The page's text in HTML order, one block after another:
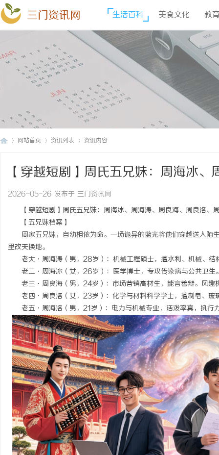
三门资讯网 生活百科 美食文化 教
网站首页 资讯列表 资讯内容
【穿越短剧】周氏五兄妹：周海冰
——第40集：灯火长明
2026-05-26 发布于 三门资讯网
【穿越短剧】周氏五兄妹：周海冰、周海涛、周良海、周良洛
【五兄妹档案】
周家五兄妹，自幼相依为命。一场诡异的蓝光将他们穿越送入
里改天换地。
老大·周海涛（男，28岁）：机械工程硕士，擅水利、机械、结
老二·周海冰（女，26岁）：医学博士，专攻传染病与公共卫生
老三·周良海（男，24岁）：市场营销高材生，能言善辩。风趣
老四·周良洛（女，23岁）：化学与材料科学学士，擅制皂、玻
老五·周海洛（男，21岁）：电力与机械专业，活泼率真，执行
店最怕“搜不到”为什么隔壁店铺没花钱， 全面解析免费信息发布